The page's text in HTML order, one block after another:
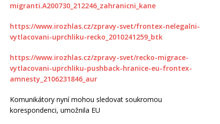
migranti.A200730_212246_zahranicni_kane
https://www.irozhlas.cz/zpravy-svet/frontex-nelegalni-
vytlacovani-uprchliku-recko_2010241259_btk
https://www.irozhlas.cz/zpravy-svet/recko-migrace-
vytlacovani-uprchliku-pushback-hranice-eu-frontex-
amnesty_2106231846_aur
Komunikátory nyní mohou sledovat soukromou
korespondenci, umožnila EU